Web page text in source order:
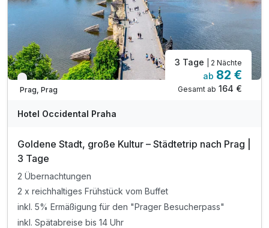
Verfügbar bis November
Prag, Prag
3 Tage | 2 Nächte
ab 82 €
Gesamt ab 164 €
Hotel Occidental Praha
Goldene Stadt, große Kultur – Städtetrip nach Prag |
3 Tage
2 Übernachtungen
2 x reichhaltiges Frühstück vom Buffet
inkl. 5% Ermäßigung für den "Prager Besucherpass"
inkl. Spätabreise bis 14 Uhr